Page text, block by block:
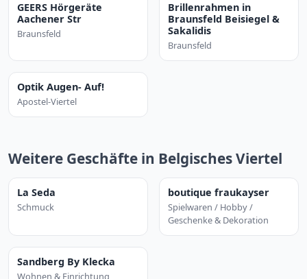
GEERS Hörgeräte
Aachener Str
Braunsfeld
Brillenrahmen in
Braunsfeld Beisiegel &
Sakalidis
Braunsfeld
Optik Augen- Auf!
Apostel-Viertel
Weitere Geschäfte in Belgisches Viertel
La Seda
Schmuck
boutique fraukayser
Spielwaren / Hobby /
Geschenke & Dekoration
Sandberg By Klecka
Wohnen & Einrichtung